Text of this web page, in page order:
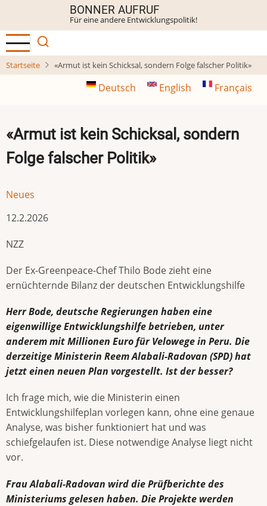
Inhalt
BONNER AUFRUF
Für eine andere Entwicklungspolitik!
Startseite «Armut ist kein Schicksal, sondern Folge falscher Politik»
Deutsch English Français
«Armut ist kein Schicksal, sondern
Folge falscher Politik»
Neues
12.2.2026
NZZ
Der Ex-Greenpeace-Chef Thilo Bode zieht eine
ernüchternde Bilanz der deutschen Entwicklungshilfe
Herr Bode, deutsche Regierungen haben eine
eigenwillige Entwicklungshilfe betrieben, unter
anderem mit Millionen Euro für Velowege in Peru. Die
derzeitige Ministerin Reem Alabali-Radovan (SPD) hat
jetzt einen neuen Plan vorgestellt. Ist der besser?
Ich frage mich, wie die Ministerin einen
Entwicklungshilfeplan vorlegen kann, ohne eine genaue
Analyse, was bisher funktioniert hat und was
schiefgelaufen ist. Diese notwendige Analyse liegt nicht
vor.
Frau Alabali-Radovan wird die Prüfberichte des
Ministeriums gelesen haben. Die Projekte werden